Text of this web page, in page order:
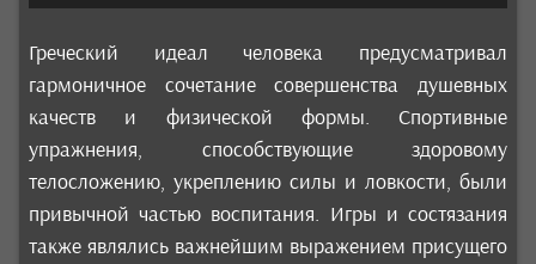
Греческий идеал человека предусматривал
гармоничное сочетание совершенства душевных
качеств и физической формы. Спортивные
упражнения, способствующие здоровому
телосложению, укреплению силы и ловкости, были
привычной частью воспитания. Игры и состязания
также являлись важнейшим выражением присущего